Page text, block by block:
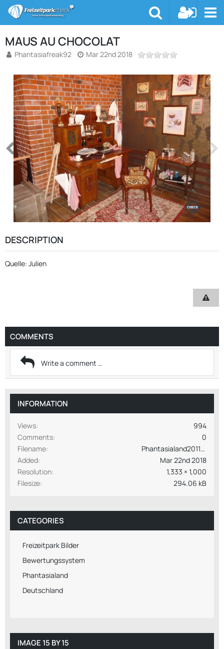
MAUS AU CHOCOLAT
Phantasiafreak92 Mar 22nd 2018
DESCRIPTION
Quelle: Julien
COMMENTS
INFORMATION
Views
994
Comments
0
Filename
Phantasialand2011Sommer 271.JPG
Added
Mar 22nd 2018
Resolution
1,333 × 1,000
Filesize
294.06 kB
CATEGORIES
Freizeitpark Bilder
Bewertungssystem
Phantasialand
Deutschland
IMAGE 15 BY 15